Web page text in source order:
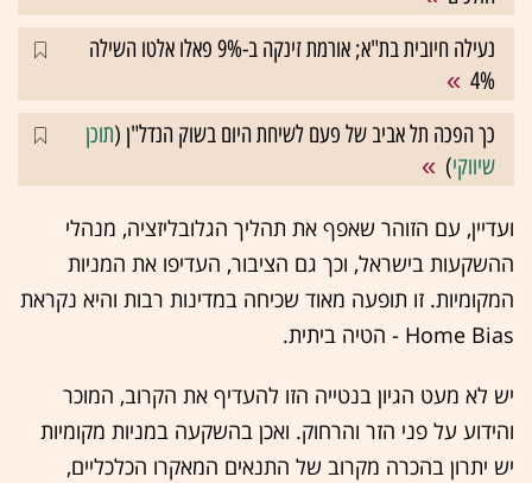
נעילה חיובית בת"א; אורמת זינקה ב-9% פאלו אלטו השילה
4%
כך הפכה תל אביב של פעם לשיחת היום בשוק הנדל"ן (תוכן
שיווקי)
ועדיין, עם הזוהר שאפף את תהליך הגלובליזציה, מנהלי
ההשקעות בישראל, וכך גם הציבור, העדיפו את המניות
המקומיות. זו תופעה מאוד שכיחה במדינות רבות והיא נקראת
Home Bias - הטיה ביתית.
יש לא מעט הגיון בנטייה הזו להעדיף את הקרוב, המוכר
והידוע על פני הזר והרחוק. ואכן בהשקעה במניות מקומיות
יש יתרון בהכרה מקרוב של התנאים המאקרו הכלכליים,